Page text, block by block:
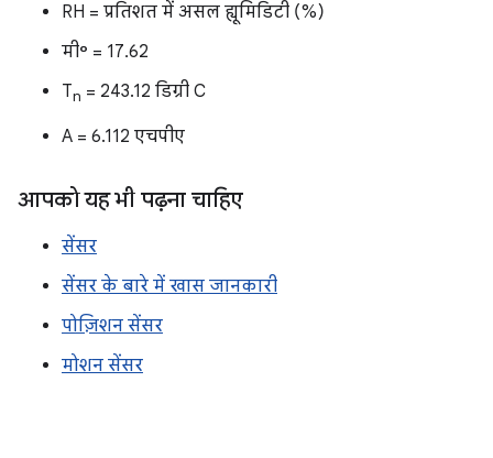
RH = प्रतिशत में असल ह्यूमिडिटी (%)
मी॰ = 17.62
Tn = 243.12 डिग्री C
A = 6.112 एचपीए
आपको यह भी पढ़ना चाहिए
सेंसर
सेंसर के बारे में खास जानकारी
पोज़िशन सेंसर
मोशन सेंसर